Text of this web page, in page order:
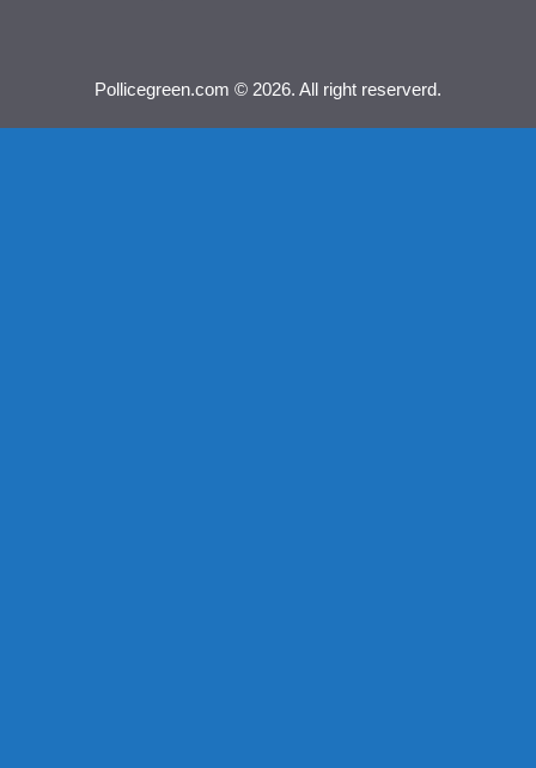
Pollicegreen.com © 2026. All right reserverd.